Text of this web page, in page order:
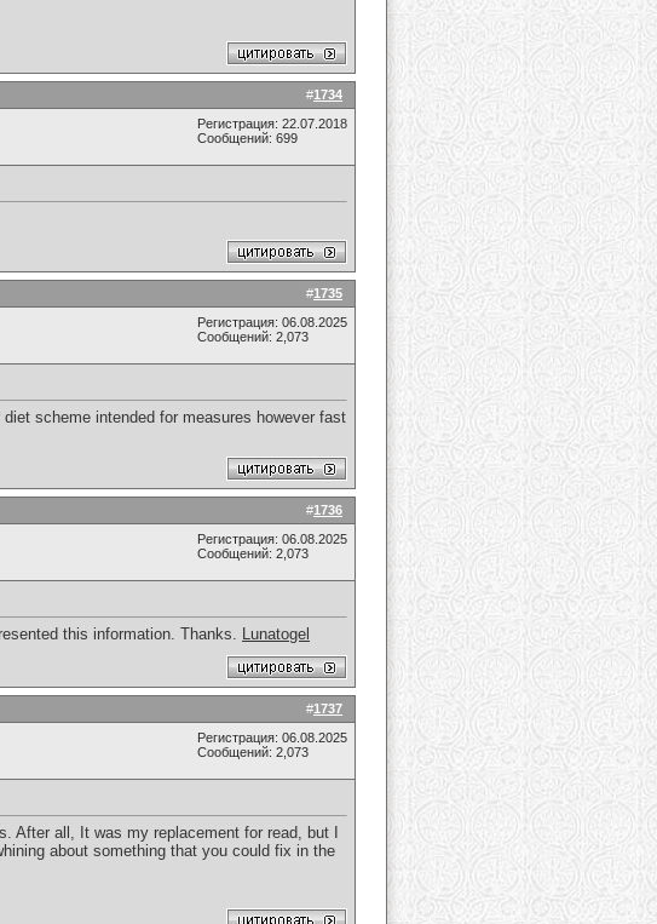
#1734
Регистрация: 22.07.2018
Сообщений: 699
#1735
Регистрация: 06.08.2025
Сообщений: 2,073
scheme intended for measures however fast
#1736
Регистрация: 06.08.2025
Сообщений: 2,073
this information. Thanks. Lunatogel
#1737
Регистрация: 06.08.2025
Сообщений: 2,073
all, It was my replacement for read, but I
about something that you could fix in the